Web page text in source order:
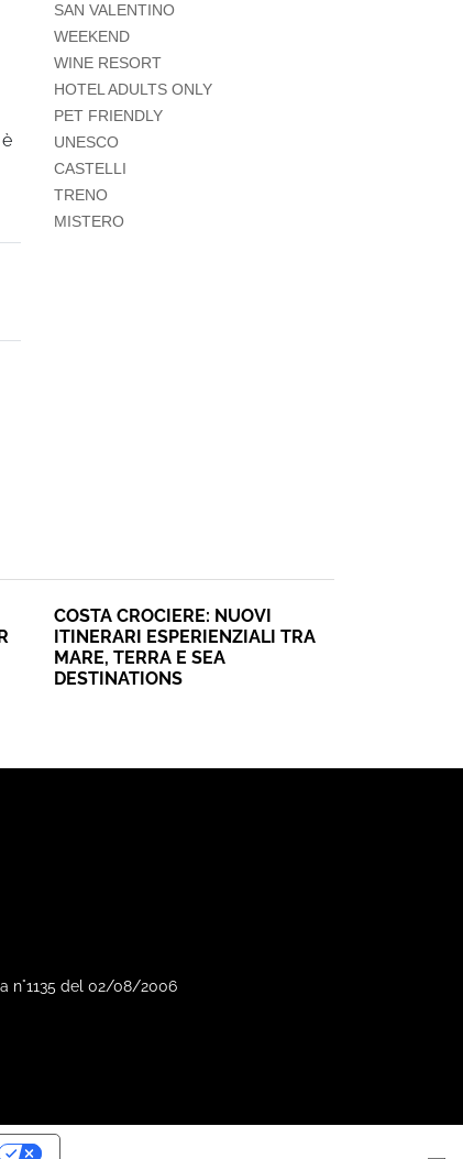
è
SAN VALENTINO
WEEKEND
WINE RESORT
HOTEL ADULTS ONLY
PET FRIENDLY
UNESCO
CASTELLI
TRENO
MISTERO
COSTA CROCIERE: NUOVI
ITINERARI ESPERIENZIALI TRA
MARE, TERRA E SEA
DESTINATIONS
n°1135 del 02/08/2006